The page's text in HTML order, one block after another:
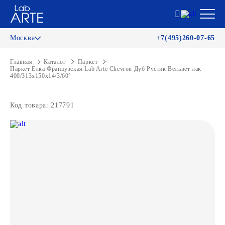
Москва +7(495)260-07-65
Главная Каталог
Паркет
Паркет Елка Французская Lab Arte Chevron Дуб Рустик Вельвет лак
400/313х150х14/3/60°
Код товара: 217791